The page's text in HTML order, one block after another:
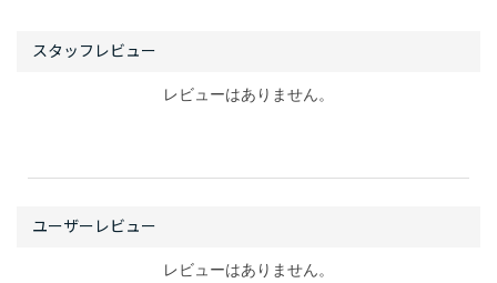
レビューはありません。
レビューはありません。